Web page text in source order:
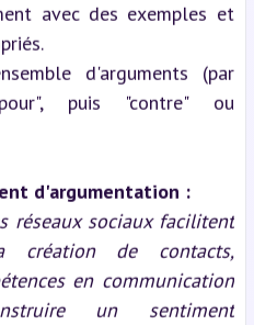
avec des exemples et
d'arguments (par
puis "contre" ou
d'argumentation :
réseaux sociaux facilitent
de contacts,
en communication
un sentiment